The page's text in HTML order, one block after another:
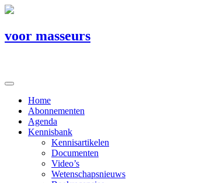
voor masseurs
Home
Abonnementen
Agenda
Kennisbank
Kennisartikelen
Documenten
Video’s
Wetenschapsnieuws